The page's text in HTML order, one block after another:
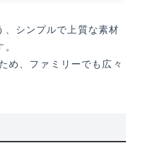
、シンプルで上質な素材
め、ファミリーでも広々